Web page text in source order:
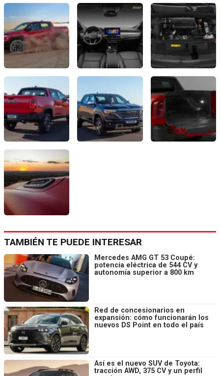
TAMBIÉN TE PUEDE INTERESAR
Mercedes AMG GT 53 Coupé:
potencia eléctrica de 544 CV y
autonomía superior a 800 km
Red de concesionarios en
expansión: cómo funcionarán los
nuevos DS Point en todo el país
Así es el nuevo SUV de Toyota:
tracción AWD, 375 CV y un perfil